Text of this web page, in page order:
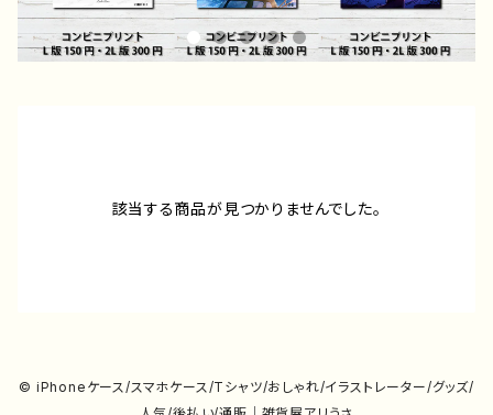
該当する商品が見つかりませんでした。
© iPhoneケース/スマホケース/Tシャツ/おしゃれ/イラストレーター/グッズ/